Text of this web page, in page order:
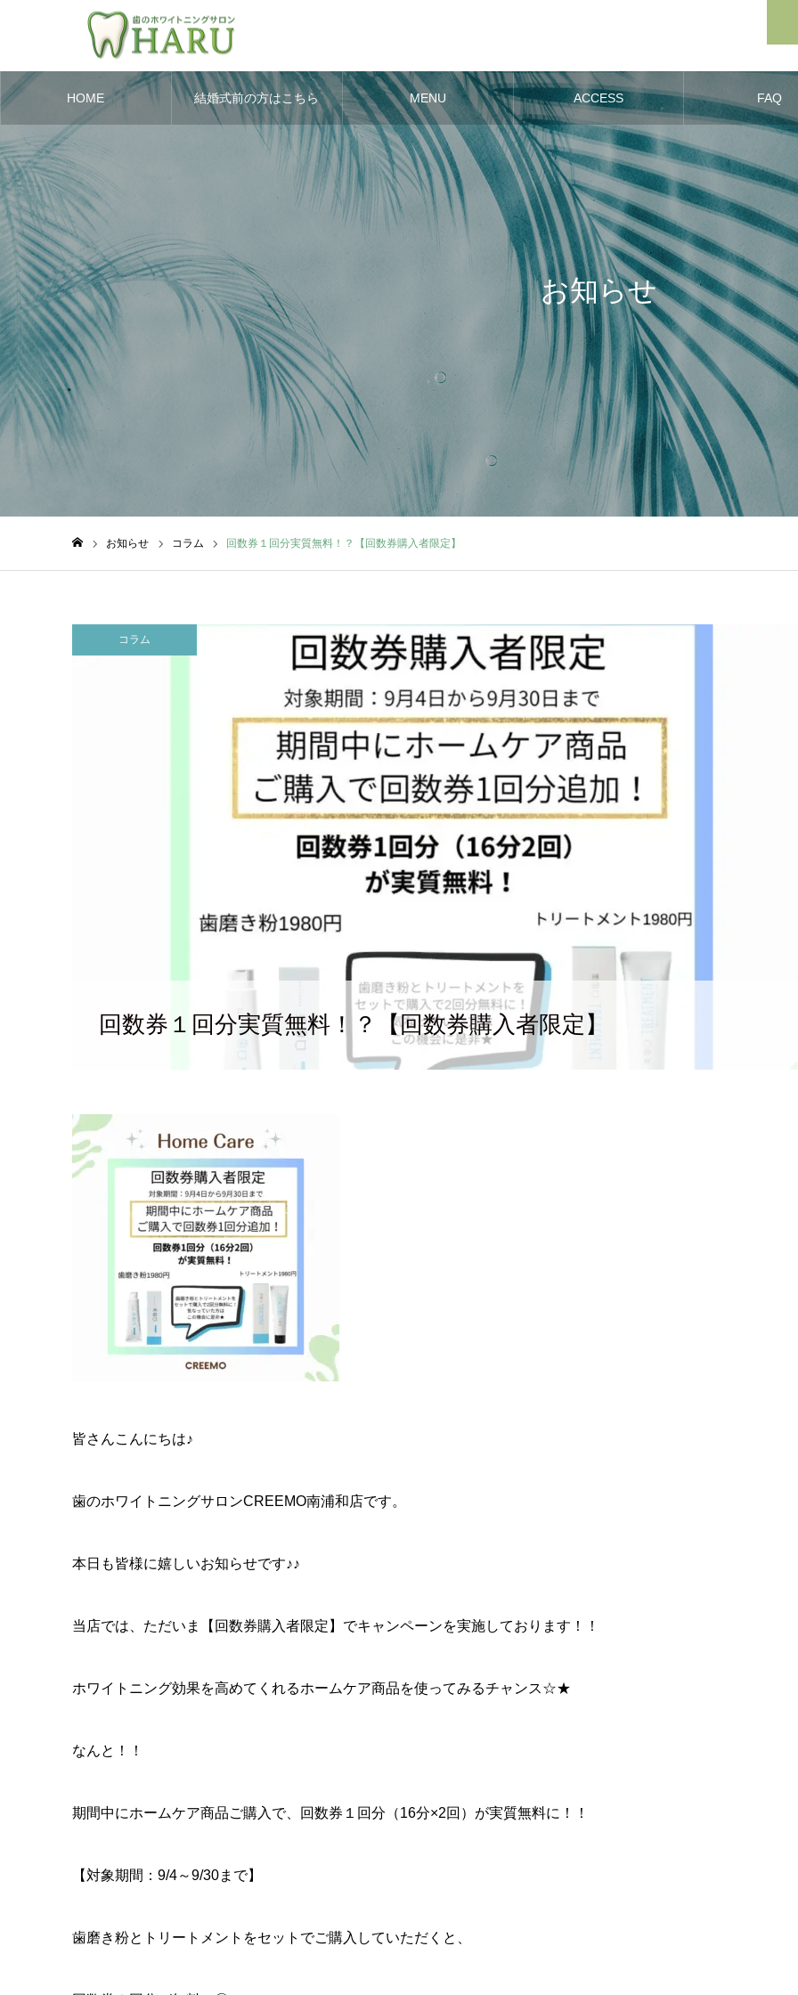
HOME 結婚式前の方はこちら MENU ACCESS FAQ
お知らせ
お知らせ コラム 回数券１回分実質無料！？【回数券購入者限定】
コラム
回数券１回分実質無料！？【回数券購入者限定】
皆さんこんにちは♪
歯のホワイトニングサロンCREEMO南浦和店です。
本日も皆様に嬉しいお知らせです♪♪
当店では、ただいま【回数券購入者限定】でキャンペーンを実施しております！！
ホワイトニング効果を高めてくれるホームケア商品を使ってみるチャンス☆★
なんと！！
期間中にホームケア商品ご購入で、回数券１回分（16分×2回）が実質無料に！！
【対象期間：9/4～9/30まで】
歯磨き粉とトリートメントをセットでご購入していただくと、